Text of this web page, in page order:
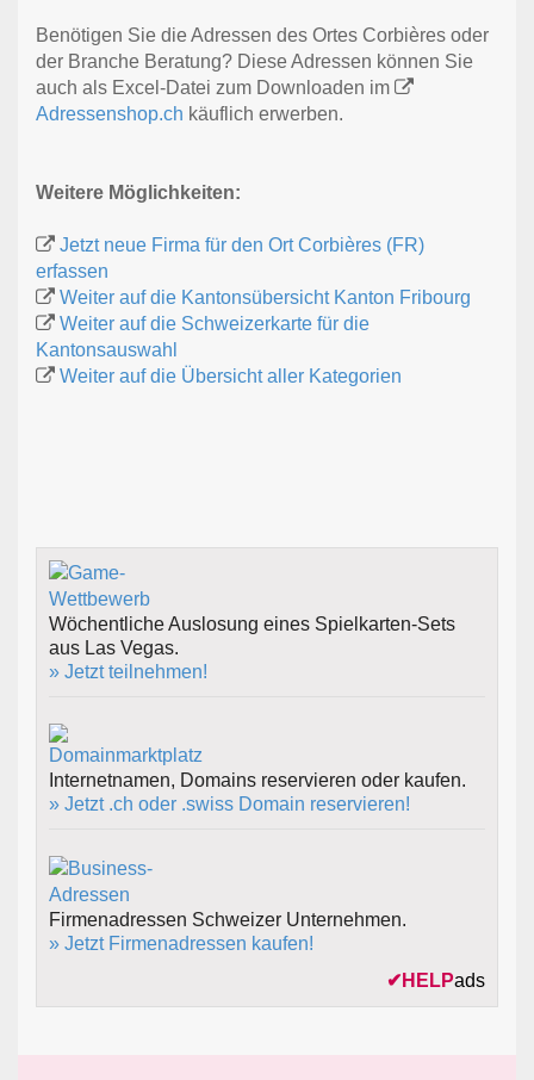
Benötigen Sie die Adressen des Ortes Corbières oder
der Branche Beratung? Diese Adressen können Sie
auch als Excel-Datei zum Downloaden im
Adressenshop.ch käuflich erwerben.
Weitere Möglichkeiten:
Jetzt neue Firma für den Ort Corbières (FR)
erfassen
Weiter auf die Kantonsübersicht Kanton Fribourg
Weiter auf die Schweizerkarte für die
Kantonsauswahl
Weiter auf die Übersicht aller Kategorien
Wöchentliche Auslosung eines Spielkarten-Sets
aus Las Vegas.
» Jetzt teilnehmen!
Internetnamen, Domains reservieren oder kaufen.
» Jetzt .ch oder .swiss Domain reservieren!
Firmenadressen Schweizer Unternehmen.
» Jetzt Firmenadressen kaufen!
✔ HELPads